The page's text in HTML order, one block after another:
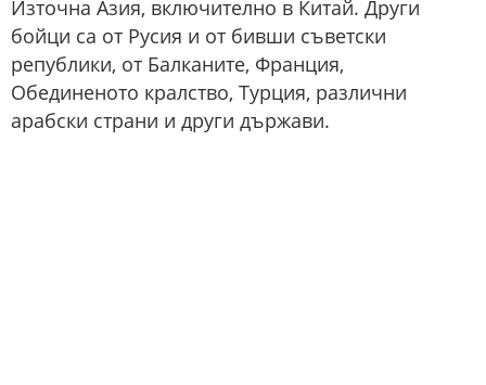
Източна Азия, включително в Китай. Други
бойци са от Русия и от бивши съветски
републики, от Балканите, Франция,
Обединеното кралство, Турция, различни
арабски страни и други държави.